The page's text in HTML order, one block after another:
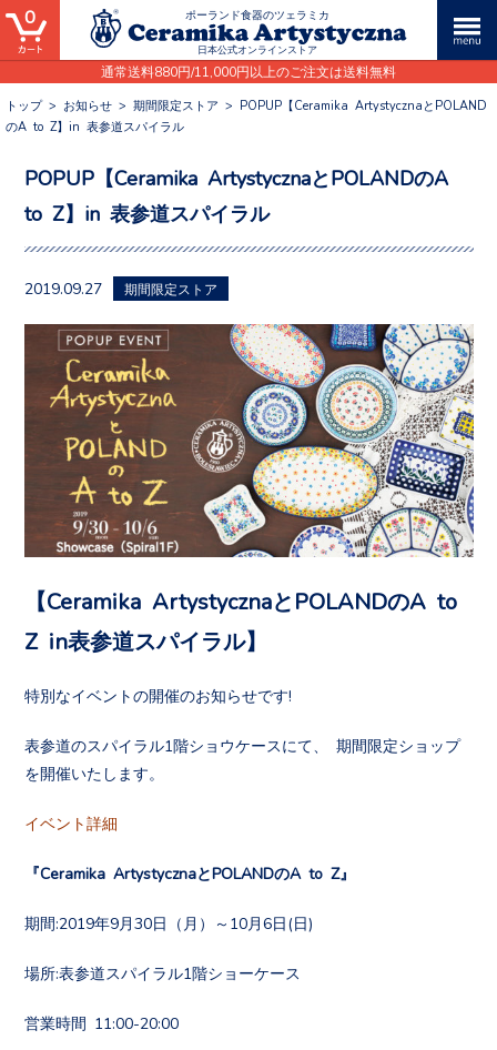
ポーランド食器のツェラミカ
日本公式オンラインストア
通常送料880円/11,000円以上のご注文は送料無料
0
トップ> お知らせ > 期間限定ストア >
POPUP【Ceramika ArtystycznaとPOLAND
のA to Z】in 表参道スパイラル
POPUP【Ceramika ArtystycznaとPOLANDのA
to Z】in 表参道スパイラル
2019.09.27 期間限定ストア
【Ceramika ArtystycznaとPOLANDのA to
Z in表参道スパイラル】
特別なイベントの開催のお知らせです!
表参道のスパイラル1階ショウケースにて、 期間限定ショップ
を開催いたします。
イベント詳細
『Ceramika ArtystycznaとPOLANDのA to Z』
期間:2019年9月30日（月）～10月6日(日)
場所:表参道スパイラル1階ショーケース
営業時間 11:00-20:00